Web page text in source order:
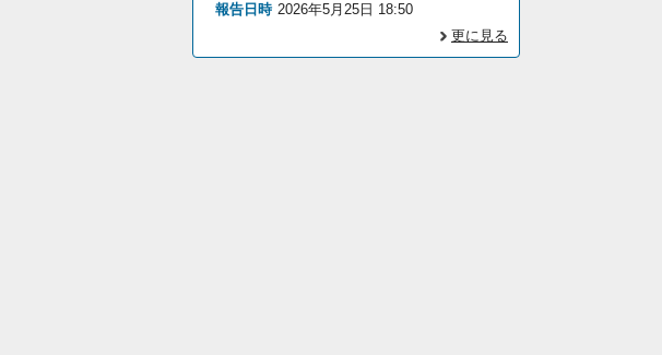
報告日時 2026年5月25日 18:50
更に見る